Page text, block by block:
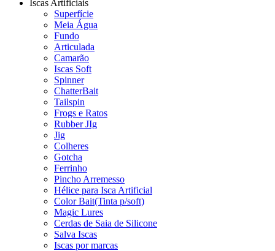
Iscas Artificiais
Superfície
Meia Água
Fundo
Articulada
Camarão
Iscas Soft
Spinner
ChatterBait
Tailspin
Frogs e Ratos
Rubber JIg
Jig
Colheres
Gotcha
Ferrinho
Pincho Arremesso
Hélice para Isca Artificial
Color Bait(Tinta p/soft)
Magic Lures
Cerdas de Saia de Silicone
Salva Iscas
Iscas por marcas